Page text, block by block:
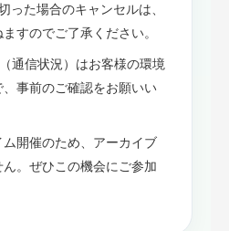
った場合のキャンセルは、
すのでご了承ください。
通信状況）はお客様の環境
事前のご確認をお願いい
開催のため、アーカイブ
。ぜひこの機会にご参加